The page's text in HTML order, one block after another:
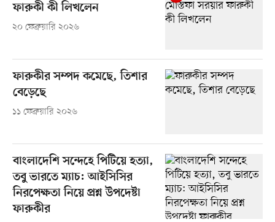
ফারুকী কী লিখলেন
২০ ফেব্রুয়ারি ২০২৬
ফারুকীর সম্পদ কমেছে, তিশার
বেড়েছে
১১ ফেব্রুয়ারি ২০২৬
বাংলাদেশি সন্দেহে পিটিয়ে হত্যা,
তবু ভারতে ম্যাচ: আইসিসির
নিরপেক্ষতা নিয়ে প্রশ্ন উপদেষ্টা
ফারুকীর